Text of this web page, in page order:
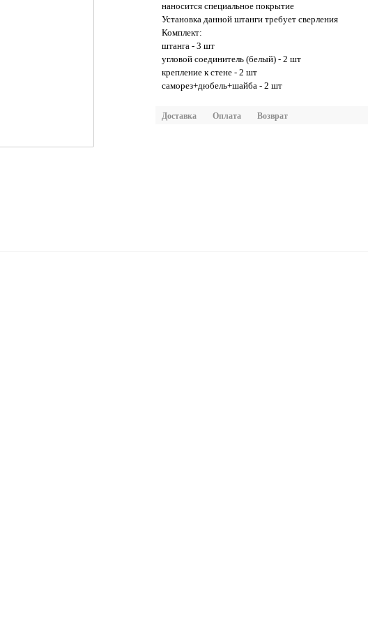
наносится специальное покрытие
Установка данной штанги требует сверления
Комплект:
штанга - 3 шт
угловой соединитель (белый) - 2 шт
крепление к стене - 2 шт
саморез+дюбель+шайба - 2 шт
Доставка Оплата Возврат